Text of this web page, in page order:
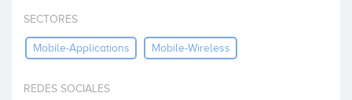
Invertir
SECTORES
Mobile-Applications Mobile-Wireless
REDES SOCIALES